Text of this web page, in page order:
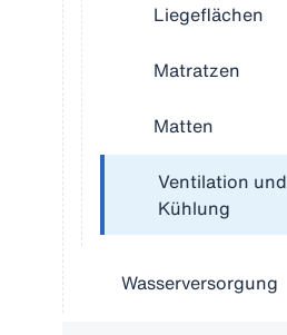
Liegeflächen
Matratzen
Matten
Ventilation und
Kühlung
Wasserversorgung